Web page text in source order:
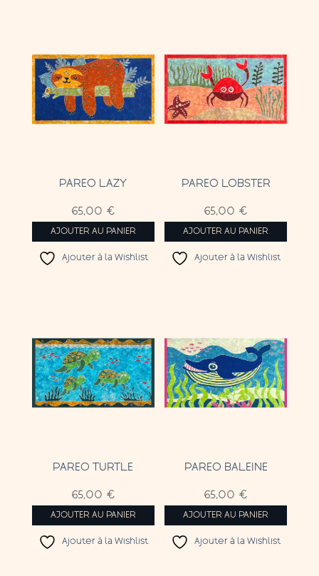
PAREO LAZY
65,00 €
AJOUTER AU PANIER
Ajouter à la Wishlist
PAREO LOBSTER
65,00 €
AJOUTER AU PANIER
Ajouter à la Wishlist
PAREO TURTLE
65,00 €
AJOUTER AU PANIER
Ajouter à la Wishlist
PAREO BALEINE
65,00 €
AJOUTER AU PANIER
Ajouter à la Wishlist